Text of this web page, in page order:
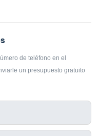
de teléfono en el
un presupuesto gratuito